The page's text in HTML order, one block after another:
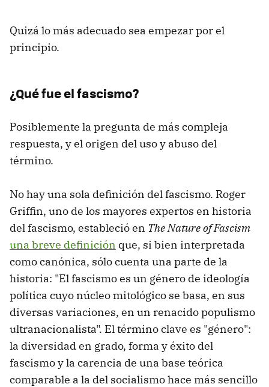
Quizá lo más adecuado sea empezar por el
principio.
¿Qué fue el fascismo?
Posiblemente la pregunta de más compleja
respuesta, y el origen del uso y abuso del
término.
No hay una sola definición del fascismo. Roger
Griffin, uno de los mayores expertos en historia
del fascismo, estableció en The Nature of Fascism
una breve definición que, si bien interpretada
como canónica, sólo cuenta una parte de la
historia: "El fascismo es un género de ideología
política cuyo núcleo mitológico se basa, en sus
diversas variaciones, en un renacido populismo
ultranacionalista". El término clave es "género":
la diversidad en grado, forma y éxito del
fascismo y la carencia de una base teórica
comparable a la del socialismo hace más sencillo